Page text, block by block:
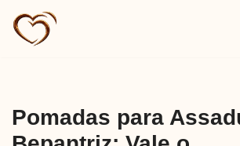
Pular
Pomadas para